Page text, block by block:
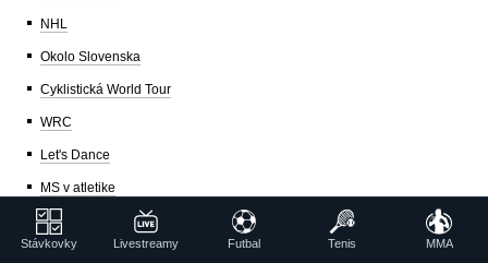
NHL
Okolo Slovenska
Cyklistická World Tour
WRC
Let's Dance
MS v atletike
MS vo futbale
Stávkovky Livestreamy Futbal Tenis MMA